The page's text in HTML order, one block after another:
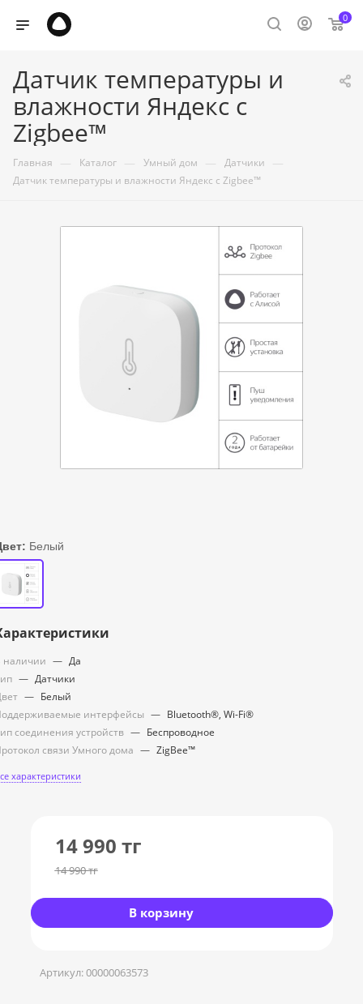
0
Датчик температуры и
влажности Яндекс с
Zigbee™
Главная — Каталог — Умный дом — Датчики —
Датчик температуры и влажности Яндекс с Zigbee™
Белый
наличии — Да
— Датчики
— Белый
интерфейсы — Bluetooth®, Wi-Fi®
соединения устройств — Беспроводное
связи Умного дома — ZigBee™
характеристики
14 990 тг
14 990тг
В корзину
Артикул:00000063573